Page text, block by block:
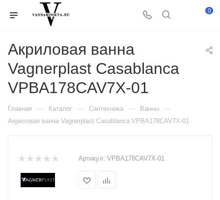
0
Акриловая ванна
Vagnerplast Casablanca
VPBA178CAV7X-01
Главная — Каталог — Сантехника — Ванны —
Акриловая ванна Vagnerplast Casablanca VPBA178CAV7X-01
Артикул: VPBA178CAV7X-01